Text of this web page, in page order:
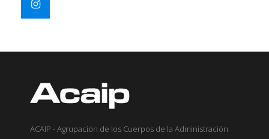
ACAIP - Agrupación de los Cuerpos de la Administración